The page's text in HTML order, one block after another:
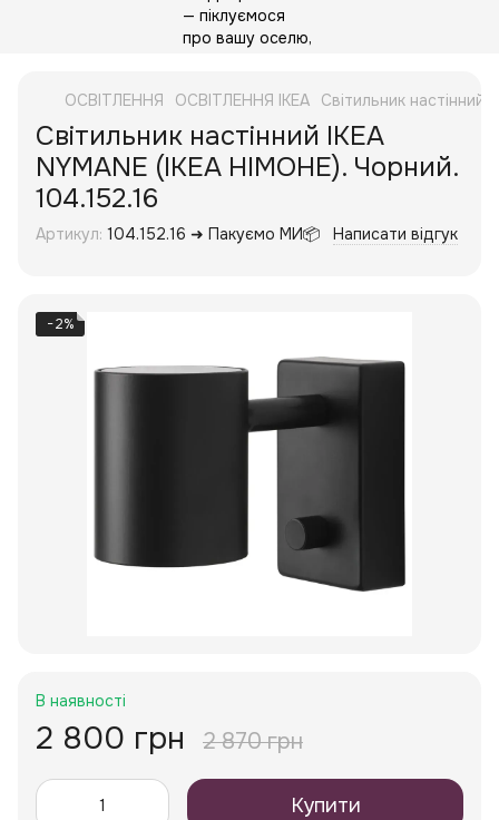
ОСВІТЛЕННЯ ОСВІТЛЕННЯ IKEA Світильник настінний
Світильник настінний IKEA
NYMANE (ІКЕА НІМОНЕ). Чорний.
104.152.16
Артикул: 104.152.16 ➜ Пакуємо МИ📦 Написати відгук
−2%
В наявності
2 800 грн 2 870 грн
Купити